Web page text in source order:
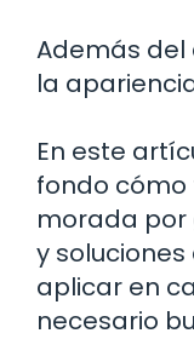
Además del
la
En este
fondo
morada por
y
aplicar en
necesario